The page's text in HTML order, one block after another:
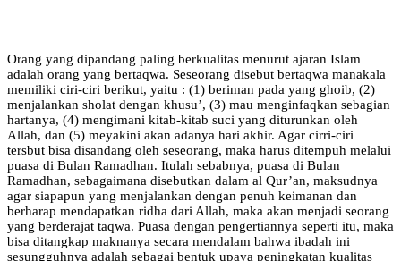
Orang yang dipandang paling berkualitas menurut ajaran Islam
adalah orang yang bertaqwa. Seseorang disebut bertaqwa manakala
memiliki ciri-ciri berikut, yaitu : (1) beriman pada yang ghoib, (2)
menjalankan sholat dengan khusu’, (3) mau menginfaqkan sebagian
hartanya, (4) mengimani kitab-kitab suci yang diturunkan oleh
Allah, dan (5) meyakini akan adanya hari akhir. Agar cirri-ciri
tersbut bisa disandang oleh seseorang, maka harus ditempuh melalui
puasa di Bulan Ramadhan. Itulah sebabnya, puasa di Bulan
Ramadhan, sebagaimana disebutkan dalam al Qur’an, maksudnya
agar siapapun yang menjalankan dengan penuh keimanan dan
berharap mendapatkan ridha dari Allah, maka akan menjadi seorang
yang berderajat taqwa. Puasa dengan pengertiannya seperti itu, maka
bisa ditangkap maknanya secara mendalam bahwa ibadah ini
sesungguhnya adalah sebagai bentuk upaya peningkatan kualitas